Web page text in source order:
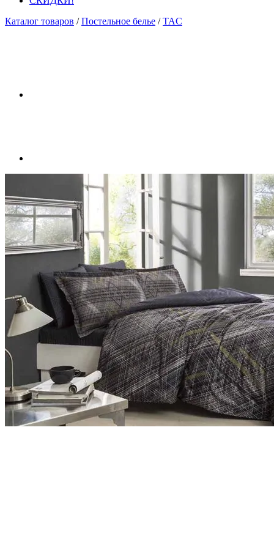
Каталог товаров / Постельное белье / TAC